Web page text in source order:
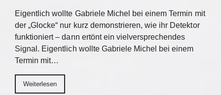
Eigentlich wollte Gabriele Michel bei einem Termin mit
der „Glocke“ nur kurz demonstrieren, wie ihr Detektor
funktioniert – dann ertönt ein vielversprechendes
Signal. Eigentlich wollte Gabriele Michel bei einem
Termin mit…
Weiterlesen